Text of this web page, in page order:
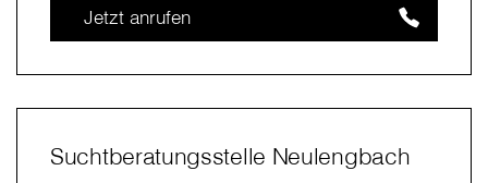
Jetzt anrufen
Suchtberatungsstelle Neulengbach